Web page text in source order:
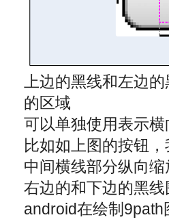
上边的黑线和左边
的区域
可以单独使用表示
比如如上图的按钮
中间横线部分纵向缩
右边的和下边的黑
android在绘制